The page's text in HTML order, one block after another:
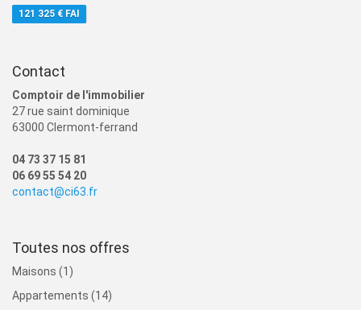
121 325 € FAI
Contact
Comptoir de l'immobilier
27 rue saint dominique
63000 Clermont-ferrand
04 73 37 15 81
06 69 55 54 20
contact@ci63.fr
Toutes nos offres
Maisons (1)
Appartements (14)